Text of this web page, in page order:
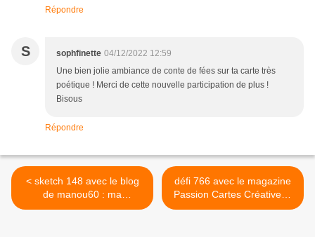
Répondre
S sophfinette 04/12/2022 12:59
Une bien jolie ambiance de conte de fées sur ta carte très
poétique ! Merci de cette nouvelle participation de plus !
Bisous
Répondre
< sketch 148 avec le blog
de manou60 : ma
proposition
défi 766 avec le magazine
Passion Cartes Créatives :
ma proposition >